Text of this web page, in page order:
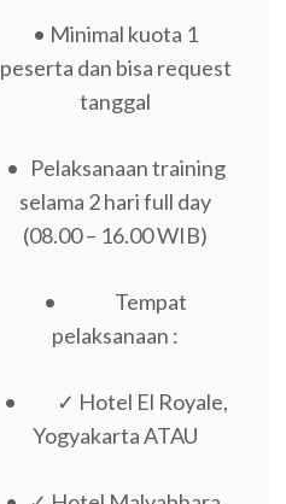
• Minimal kuota 1
peserta dan bisa request
tanggal
• Pelaksanaan training
selama 2 hari full day
(08.00 – 16.00 WIB)
• Tempat
pelaksanaan :
• ✓ Hotel El Royale,
Yogyakarta ATAU